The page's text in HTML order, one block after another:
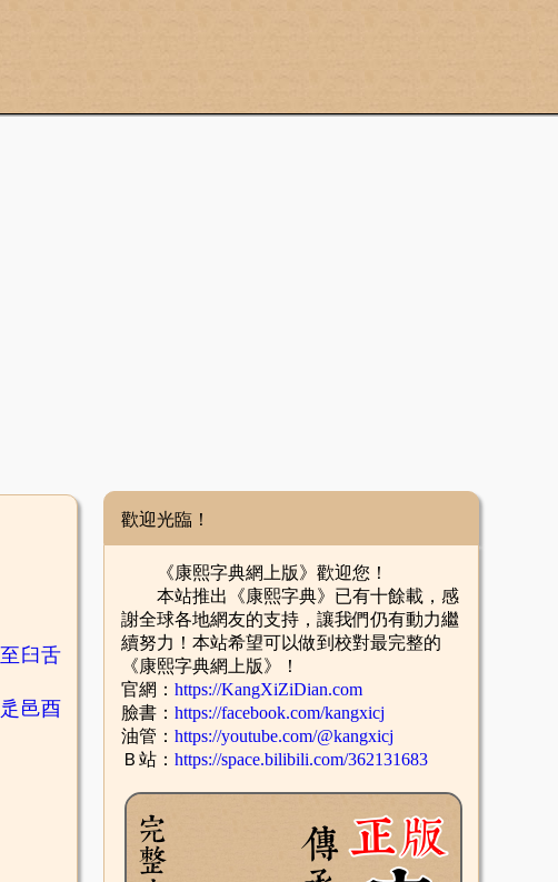
至 臼舌
辵 邑酉
歡迎光臨！
《康熙字典網上版》歡迎您！
本站推出《康熙字典》已有十餘載，感
謝全球各地網友的支持，讓我們仍有動力繼
續努力！本站希望可以做到校對最完整的
《康熙字典網上版》！
官網： https://KangXiZiDian.com
臉書： https://facebook.com/kangxicj
油管： https://youtube.com/@kangxicj
Ｂ站： https://space.bilibili.com/362131683